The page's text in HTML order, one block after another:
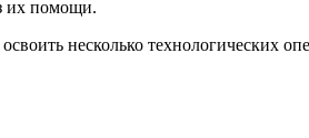
их помощи.
несколько технологических